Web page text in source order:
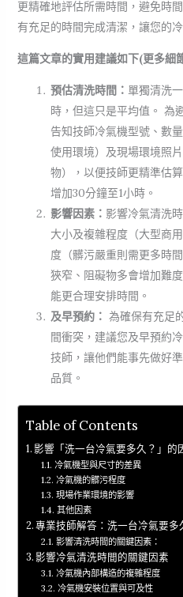
更精確地評估所需時間，避免時
有充足的時間完成清潔，讓您的
這篇文章的實用建議如下(更多細
預估清洗時間： 單獨清洗
時，但這只是平均值。 為
告知技師冷氣機型號、數
使用環境）及現場環境照
物），以便技師更精準估
增加30分鐘至1小時。
影響因素： 影響冷氣清洗
大小及複雜程度（大型商
度（髒污嚴重則需更多時
狹窄、阻礙物多會增加難
能更合理安排時間。
及早預約： 為確保有充足
間衝突，建議您及早預約
技師，讓他們能事先做好
品質。
Table of Contents
影響「洗一台冷氣要多久？」的
冷氣機型與尺寸的差異
冷氣機的髒污程度
現場作業環境的影響
其他因素
專業技師解答：洗一台冷氣要多
影響清洗時間的關鍵因素：
影響冷氣清洗時間的關鍵因素
冷氣機內部構造的複雜程度
冷氣機安裝位置與可及性